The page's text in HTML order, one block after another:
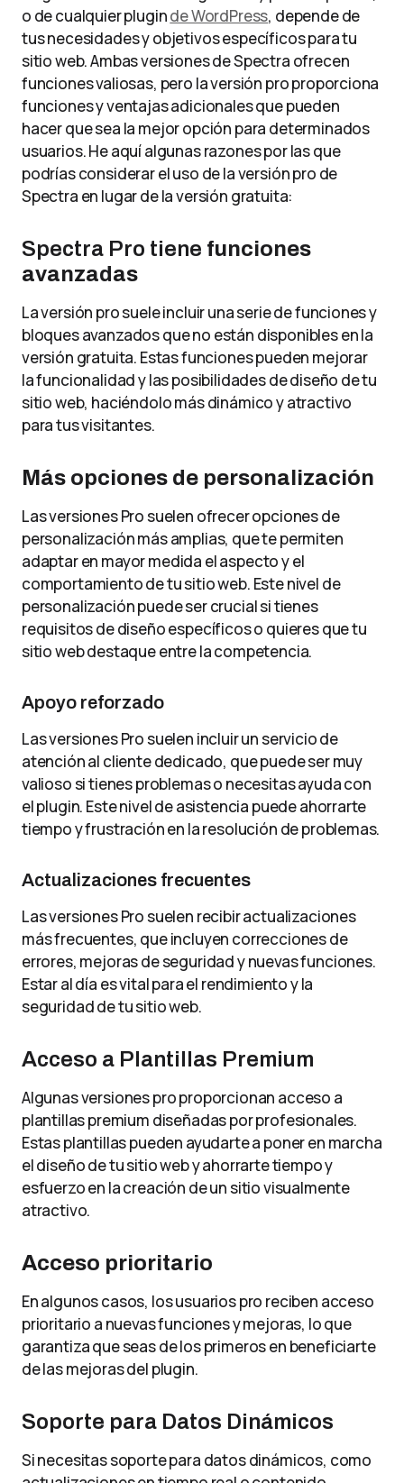
o de cualquier pluginde WordPress, depende de
tus necesidades y objetivos específicos para tu
sitio web. Ambas versiones de Spectra ofrecen
funciones valiosas, pero la versión pro proporciona
funciones y ventajas adicionales que pueden
hacer que sea la mejor opción para determinados
usuarios. He aquí algunas razones por las que
podrías considerar el uso de la versión pro de
Spectra en lugar de la versión gratuita:
Spectra Pro tiene funciones
avanzadas
La versión pro suele incluir una serie de funciones y
bloques avanzados que no están disponibles en la
versión gratuita. Estas funciones pueden mejorar
la funcionalidad y las posibilidades de diseño de tu
sitio web, haciéndolo más dinámico y atractivo
para tus visitantes.
Más opciones de personalización
Las versiones Pro suelen ofrecer opciones de
personalización más amplias, que te permiten
adaptar en mayor medida el aspecto y el
comportamiento de tu sitio web. Este nivel de
personalización puede ser crucial si tienes
requisitos de diseño específicos o quieres que tu
sitio web destaque entre la competencia.
Apoyo reforzado
Las versiones Pro suelen incluir un servicio de
atención al cliente dedicado, que puede ser muy
valioso si tienes problemas o necesitas ayuda con
el plugin. Este nivel de asistencia puede ahorrarte
tiempo y frustración en la resolución de problemas.
Actualizaciones frecuentes
Las versiones Pro suelen recibir actualizaciones
más frecuentes, que incluyen correcciones de
errores, mejoras de seguridad y nuevas funciones.
Estar al día es vital para el rendimiento y la
seguridad de tu sitio web.
Acceso a Plantillas Premium
Algunas versiones pro proporcionan acceso a
plantillas premium diseñadas por profesionales.
Estas plantillas pueden ayudarte a poner en marcha
el diseño de tu sitio web y ahorrarte tiempo y
esfuerzo en la creación de un sitio visualmente
atractivo.
Acceso prioritario
En algunos casos, los usuarios pro reciben acceso
prioritario a nuevas funciones y mejoras, lo que
garantiza que seas de los primeros en beneficiarte
de las mejoras del plugin.
Soporte para Datos Dinámicos
Si necesitas soporte para datos dinámicos, como